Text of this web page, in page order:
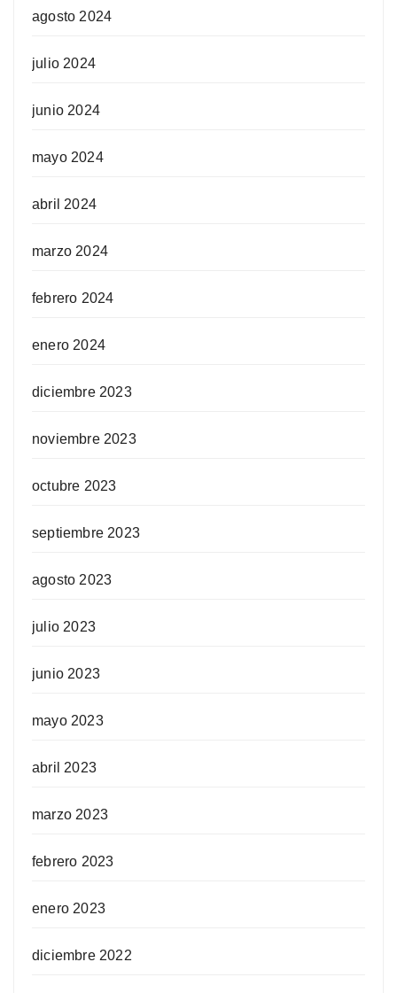
agosto 2024
julio 2024
junio 2024
mayo 2024
abril 2024
marzo 2024
febrero 2024
enero 2024
diciembre 2023
noviembre 2023
octubre 2023
septiembre 2023
agosto 2023
julio 2023
junio 2023
mayo 2023
abril 2023
marzo 2023
febrero 2023
enero 2023
diciembre 2022